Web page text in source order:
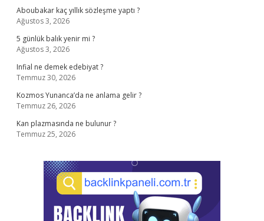
Aboubakar kaç yıllık sözleşme yaptı ?
Ağustos 3, 2026
5 günlük balık yenir mi ?
Ağustos 3, 2026
Infial ne demek edebiyat ?
Temmuz 30, 2026
Kozmos Yunanca’da ne anlama gelir ?
Temmuz 26, 2026
Kan plazmasında ne bulunur ?
Temmuz 25, 2026